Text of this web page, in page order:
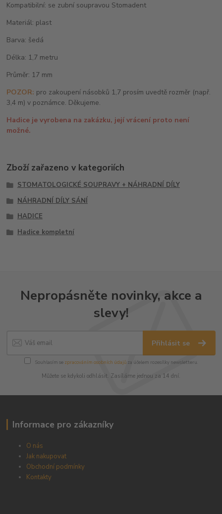
Kompatibilní: se zubní soupravou Stomadent
Materiál: plast
Barva: šedá
Délka: 1,7 metru
Průměr: 17 mm
POZOR: pro zakoupení násobků 1,7 prosím uvedtě rozměr (např.
3,4 m) v poznámce. Děkujeme.
Hadice je vyrobena na zakázku, její vrácení proto není
možné.
Zboží zařazeno v kategoriích
STOMATOLOGICKÉ SOUPRAVY + NÁHRADNÍ DÍLY
NÁHRADNÍ DÍLY SÁNÍ
HADICE
Hadice kompletní
Nepropásněte novinky, akce a
slevy!
Přihlásit se
Souhlasím se zpracováním osobních údajůza účelem rozesílky newsletteru.
Můžete se kdykoli odhlásit. Zasíláme jednou za 14 dní.
Informace pro zákazníky
O nás
Jak nakupovat
Obchodní podmínky
Kontakty